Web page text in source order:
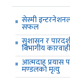
सेस्मी
सफल
सुशासन र
बिभागीय
आत्मदाह प्रयास
मण्डलको मृत्यु